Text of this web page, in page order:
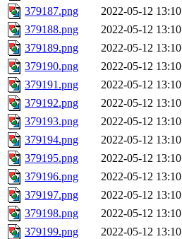
379187.png
2022-05-12 13:10
379188.png
2022-05-12 13:10
379189.png
2022-05-12 13:10
379190.png
2022-05-12 13:10
379191.png
2022-05-12 13:10
379192.png
2022-05-12 13:10
379193.png
2022-05-12 13:10
379194.png
2022-05-12 13:10
379195.png
2022-05-12 13:10
379196.png
2022-05-12 13:10
379197.png
2022-05-12 13:10
379198.png
2022-05-12 13:10
379199.png
2022-05-12 13:10